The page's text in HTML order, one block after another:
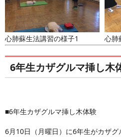
心肺蘇生法講習の様子1 心肺
6年生カザグルマ挿し木
■6年生カザグルマ挿し木体験
6月10日（月曜日）に6年生がカザ